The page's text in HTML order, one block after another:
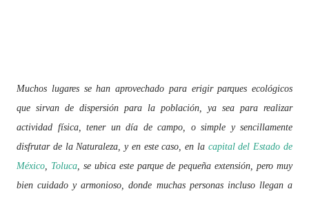
Muchos lugares se han aprovechado para erigir parques ecológicos
que sirvan de dispersión para la población, ya sea para realizar
actividad física, tener un día de campo, o simple y sencillamente
disfrutar de la Naturaleza, y en este caso, en la capital del Estado de
México, Toluca, se ubica este parque de pequeña extensión, pero muy
bien cuidado y armonioso, donde muchas personas incluso llegan a